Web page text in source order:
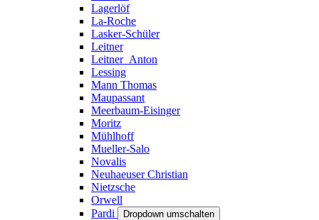
Lagerlöf
La-Roche
Lasker-Schüler
Leitner
Leitner_Anton
Lessing
Mann Thomas
Maupassant
Meerbaum-Eisinger
Moritz
Mühlhoff
Mueller-Salo
Novalis
Neuhaeuser Christian
Nietzsche
Orwell
Pardi
Dropdown umschalten